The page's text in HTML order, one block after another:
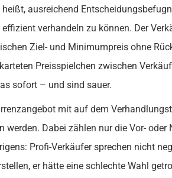
ausreichend
verhandeln zu können. Der
Ziel- und Minimumpreis ohne
Preisspielchen zwischen
sofort – und sind sauer.
mit auf dem
werden. Dabei zählen nur die Vor-
Profi-Verkäufer sprechen nicht
er hätte eine schlechte Wahl